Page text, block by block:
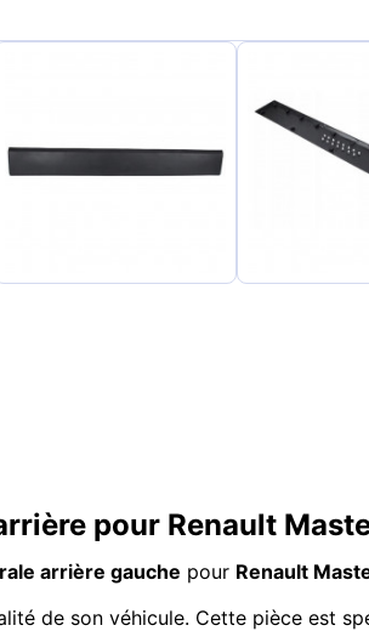
Tesla
Volkswagen
pour Renault
arrière gauche pour Renault
de son véhicule. Cette pièce est